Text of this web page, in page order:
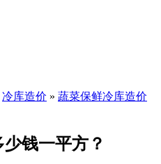
冷库造价 » 蔬菜保鲜冷库造价
钱一平方？